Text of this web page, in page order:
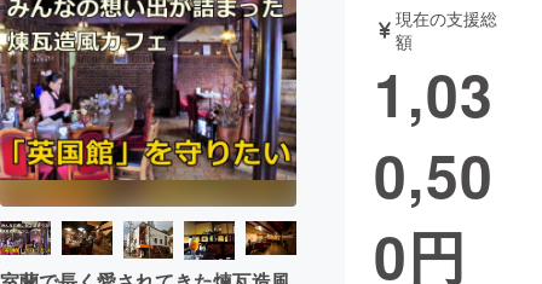
アート・写真 音楽
テクノロジー・ガジェット ゲーム・サ
映像・映画
ビジネス・起業
まちづくり・地域活性化
現在の支援総
額
1,03
0,50
0円